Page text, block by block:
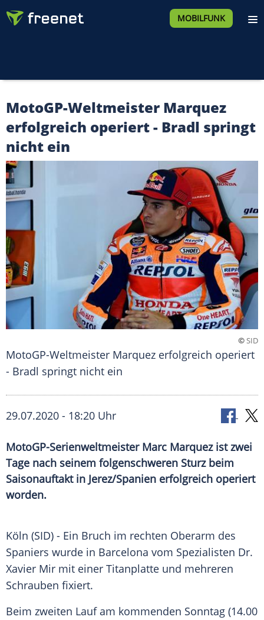
MOBILFUNK
MotoGP-Weltmeister Marquez
erfolgreich operiert - Bradl springt
nicht ein
©SID
MotoGP-Weltmeister Marquez erfolgreich operiert
- Bradl springt nicht ein
29.07.2020 - 18:20 Uhr
MotoGP-Serienweltmeister Marc Marquez ist zwei
Tage nach seinem folgenschweren Sturz beim
Saisonauftakt in Jerez/Spanien erfolgreich operiert
worden.
Köln (SID) - Ein Bruch im rechten Oberarm des
Spaniers wurde in Barcelona vom Spezialisten Dr.
Xavier Mir mit einer Titanplatte und mehreren
Schrauben fixiert.
Beim zweiten Lauf am kommenden Sonntag (14.00